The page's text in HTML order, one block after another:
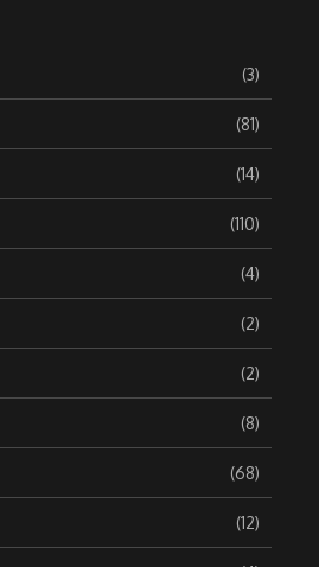
(3)
(81)
(14)
(110)
(4)
(2)
(2)
(8)
(68)
(12)